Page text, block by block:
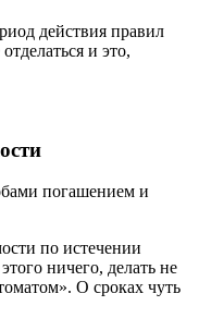
действия правил
и это,
погашением и
по истечении
ничего, делать не
О сроках чуть